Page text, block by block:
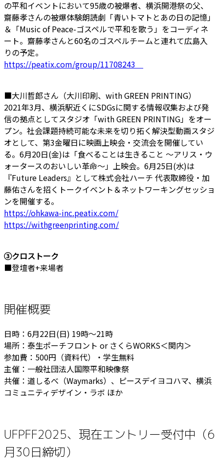
の平和イベントにおいて95歳の被爆者、横浜開港祭の父、
齋藤孝さんの被爆体験朗読劇「青いトマトとあの日の記憶」
＆「Music of Peace-ゴスペルで平和を歌う」をコーディネ
ート。齋藤孝さんと60名のゴスペルチームと連れて広島入
りの予定。
https://peatix.com/group/11708243
■大川哲郎さん（大川印刷、with GREEN PRINTING）
2021年3月、横浜駅近くにSDGsに関する情報収集および発
信の拠点としてスタジオ「with GREEN PRINTING」をオー
プン。社会課題持続可能な未来を切り拓く解決型動画スタジ
オとして、第3金曜日に映画上映会・交流会を開催してい
る。6月20日(金)は「食べることは生きること 〜アリス・ウ
ォータースのおいしい革命〜」上映会。6月25日(水)は
『Future Leaders』として株式会社ハーチ 代表取締役・加
藤佑さんを招くトークイベント＆ネットワーキングセッショ
ンを開催する。
https://ohkawa-inc.peatix.com/
https://withgreenprinting.com/
③クロストーク
■登壇者+来場者
開催概要
日時：6月22日(日) 19時〜21時
場所：泰生ポーチフロント or さくらWORKS＜関内＞
参加費：500円（資料代）・学生無料
主催：一般社団法人国際平和映像祭
共催：道しるべ（Waymarks）、ピースデイヨコハマ、横浜
コミュニティデザイン・ラボ ほか
UFPFF2025、現在エントリー受付中（6
月30日締切）